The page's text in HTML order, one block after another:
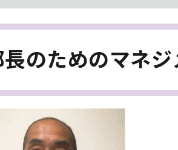
長のためのマネジ